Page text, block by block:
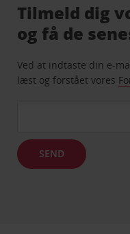
Tilmeld dig
og få de
Ved at indtaste din e-
læst og forstået vores
SEND